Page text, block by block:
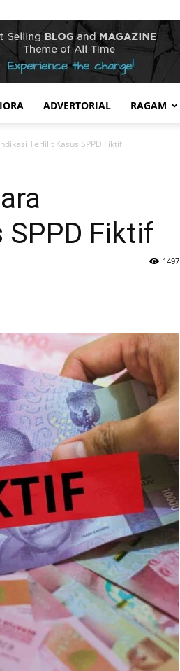
ADVERTORIAL RAGAM
Terlilit Kasus SPPD Fiktif
Fiktif
1497